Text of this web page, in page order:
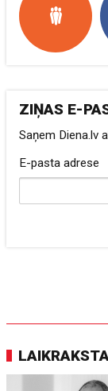
ZIŅAS E-
Saņem Diena.lv
E-pasta adrese